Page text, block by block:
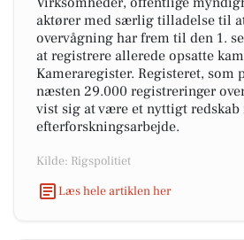
aktører med særlig tilladelse til
overvågning har frem til den 1.
at registrere allerede opsatte
Kameraregister. Registeret, som
næsten 29.000 registreringer
vist sig at være et nyttigt
efterforskningsarbejde.
Kilde: Rigspolitiet
Læs hele artiklen her